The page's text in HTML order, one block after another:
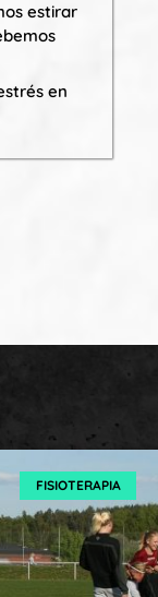
estirar
en
FISIOTERAPIA